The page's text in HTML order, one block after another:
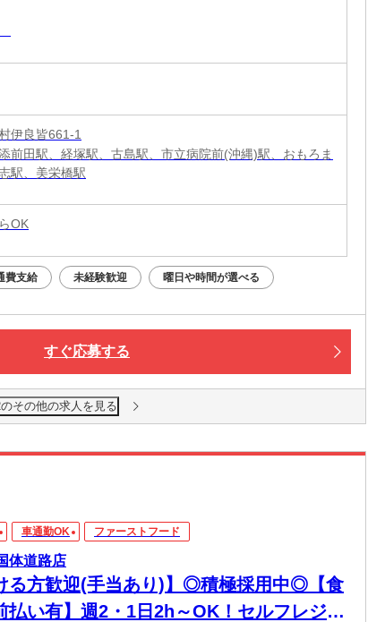
伊良皆661-1
前田駅、経塚駅、古島駅、市立病院前(沖縄)駅、おもろま
駅、美栄橋駅
OK
費支給 未経験歓迎 曜日や時間が選べる
すぐ応募する
その他の求人を見る
車通勤OK ファーストフード
体道路店
る方歓迎(手当あり)】◎積極採用中◎【食
払い有】週2・1日2h～OK！セルフレジで